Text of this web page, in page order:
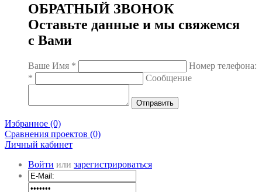
ОБРАТНЫЙ ЗВОНОК
Оставьте данные и мы свяжемся
с Вами
Ваше Имя *
Номер телефона:
*
Сообщение
Избранное (0)
Сравнения проектов (0)
Личный кабинет
Войти или зарегистрироваться